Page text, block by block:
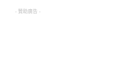
- 贊助廣告 -